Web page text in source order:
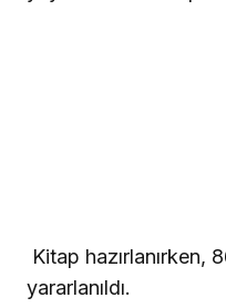
 Kitap
yararlanıldı.